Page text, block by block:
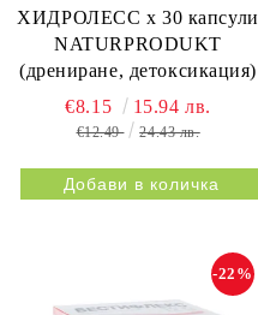
ХИДРОЛЕСС х 30 капсули
NATURPRODUKT
(дрениране, детоксикация)
€8.15 15.94 лв.
€12.49 24.43 лв.
-22%